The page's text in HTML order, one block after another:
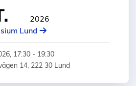
2026
Lund
17:30 - 19:30
14, 222 30 Lund